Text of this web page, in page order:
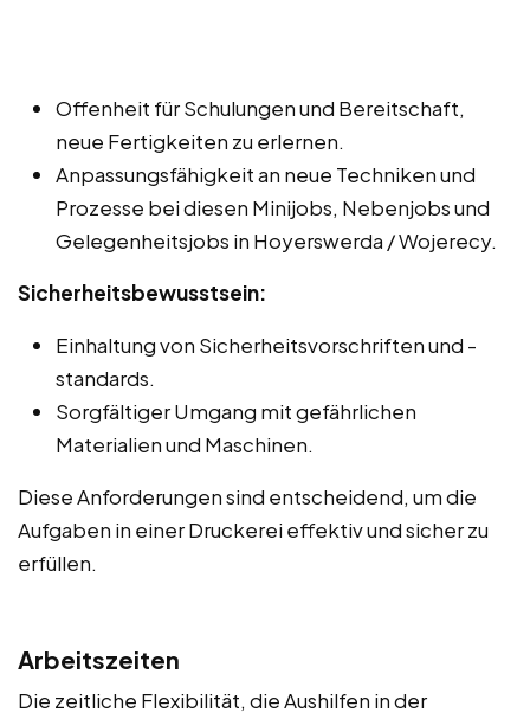
Offenheit für Schulungen und Bereitschaft,
neue Fertigkeiten zu erlernen.
Anpassungsfähigkeit an neue Techniken und
Prozesse bei diesen Minijobs, Nebenjobs und
Gelegenheitsjobs in Hoyerswerda / Wojerecy.
Sicherheitsbewusstsein:
Einhaltung von Sicherheitsvorschriften und -
standards.
Sorgfältiger Umgang mit gefährlichen
Materialien und Maschinen.
Diese Anforderungen sind entscheidend, um die
Aufgaben in einer Druckerei effektiv und sicher zu
erfüllen.
Arbeitszeiten
Die zeitliche Flexibilität, die Aushilfen in der